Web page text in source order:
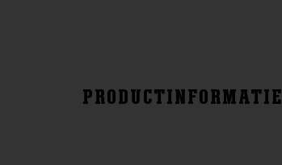
PRODUCTINFORMATIE